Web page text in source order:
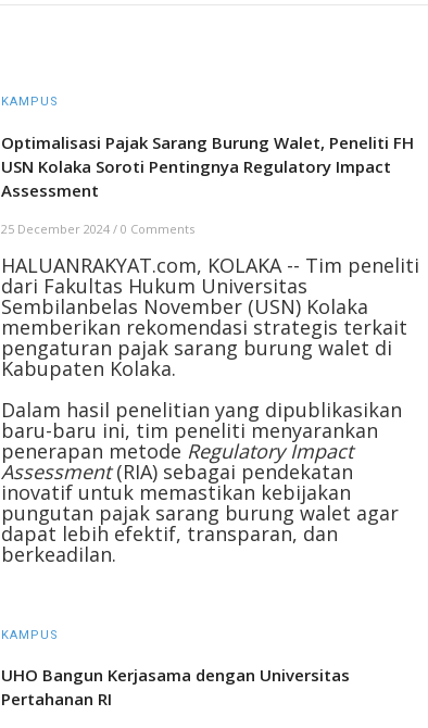
KAMPUS
Optimalisasi Pajak Sarang Burung Walet, Peneliti FH
USN Kolaka Soroti Pentingnya Regulatory Impact
Assessment
25 December 2024 / 0 Comments
HALUANRAKYAT.com, KOLAKA -- Tim peneliti
dari Fakultas Hukum Universitas
Sembilanbelas November (USN) Kolaka
memberikan rekomendasi strategis terkait
pengaturan pajak sarang burung walet di
Kabupaten Kolaka.
Dalam hasil penelitian yang dipublikasikan
baru-baru ini, tim peneliti menyarankan
penerapan metode Regulatory Impact
Assessment(RIA) sebagai pendekatan
inovatif untuk memastikan kebijakan
pungutan pajak sarang burung walet agar
dapat lebih efektif, transparan, dan
berkeadilan.
KAMPUS
UHO Bangun Kerjasama dengan Universitas
Pertahanan RI